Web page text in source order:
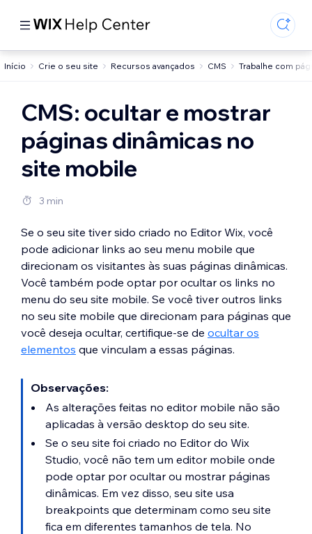
Início Crie o seu site Recursos avançados CMS Trabalhe com
CMS: ocultar e mostrar
páginas dinâmicas no
site mobile
3 min
Se o seu site tiver sido criado no Editor Wix, você
pode adicionar links ao seu menu mobile que
direcionam os visitantes às suas páginas dinâmicas.
Você também pode optar por ocultar os links no
menu do seu site mobile. Se você tiver outros links
no seu site mobile que direcionam para páginas que
você deseja ocultar, certifique-se de ocultar os
elementos que vinculam a essas páginas.
Observações:
As alterações feitas no editor mobile não são
aplicadas à versão desktop do seu site.
Se o seu site foi criado no Editor do Wix
Studio, você não tem um editor mobile onde
pode optar por ocultar ou mostrar páginas
dinâmicas. Em vez disso, seu site usa
breakpoints que determinam como seu site
fica em diferentes tamanhos de tela. No